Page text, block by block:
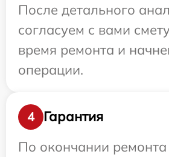
После детального
согласуем с вами
время ремонта и
операции.
4
Гарантия
По окончании ремонта